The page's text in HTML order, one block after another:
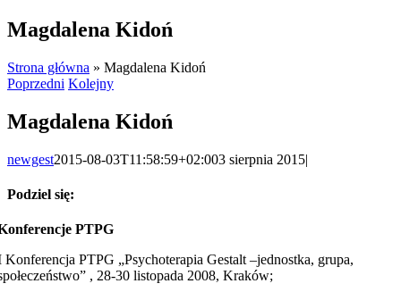
Magdalena Kidoń
Strona główna » Magdalena Kidoń
Poprzedni Kolejny
Magdalena Kidoń
newgest2015-08-03T11:58:59+02:003 sierpnia 2015|
Podziel się:
Facebook
X
LinkedIn
WhatsApp
Email
PTPG
Konferencja PTPG „Psychoterapia Gestalt –jednostka, grupa,
, 28-30 listopada 2008, Kraków;